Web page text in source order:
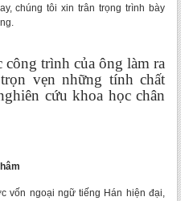
Literature
chúng tôi xin trân trọng trình bày
công trình của ông làm ra
vẹn những tính chất
cứu khoa học chân
ngoại ngữ tiếng Hán hiện đại,